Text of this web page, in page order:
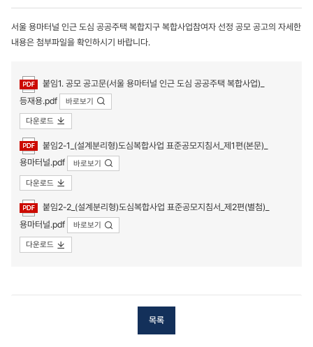
서울 용마터널 인근 도심 공공주택 복합지구 복합사업참여자 선정 공모 공고의 자세한
내용은 첨부파일을 확인하시기 바랍니다.
첨부파일
붙임1. 공모 공고문(서울 용마터널 인근 도심 공공주택 복합사업)_
등재용.pdf
바로보기
다운로드
붙임2-1_(설계분리형)도심복합사업 표준공모지침서_제1편(본문)_
용마터널.pdf
바로보기
다운로드
붙임2-2_(설계분리형)도심복합사업 표준공모지침서_제2편(별첨)_
용마터널.pdf
바로보기
다운로드
목록